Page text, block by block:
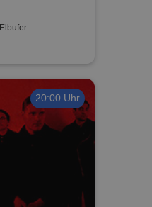
20:00 Uhr